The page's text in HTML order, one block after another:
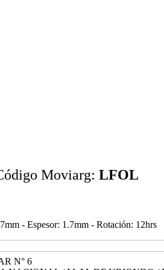
Moviarg: LFOL
- Espesor: 1.7mm - Rotación: 12hrs
N° 6